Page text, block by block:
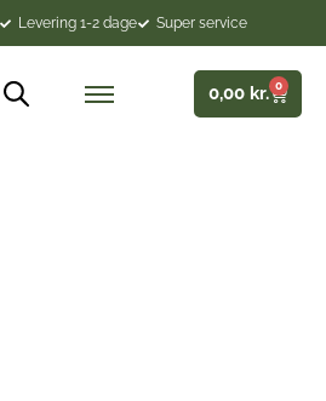
Levering 1-2 dage Super service
0,00 kr. 0